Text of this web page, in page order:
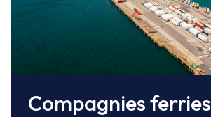
Compagnies ferries